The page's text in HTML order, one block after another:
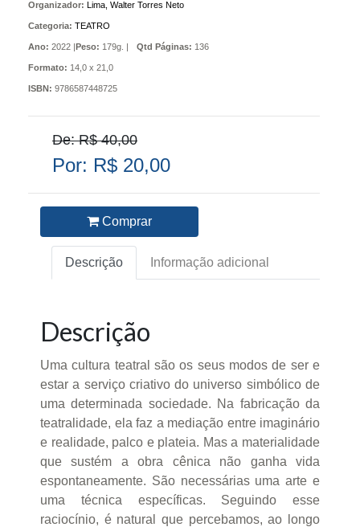
Organizador: Lima, Walter Torres Neto
Categoria: TEATRO
Ano: 2022 |Peso: 179g. | Qtd Páginas: 136
Formato: 14,0 x 21,0
ISBN: 9786587448725
De: R$ 40,00
Por: R$ 20,00
Comprar
Descrição Informação adicional
Descrição
Uma cultura teatral são os seus modos de ser e
estar a serviço criativo do universo simbólico de
uma determinada sociedade. Na fabricação da
teatralidade, ela faz a mediação entre imaginário
e realidade, palco e plateia. Mas a materialidade
que sustém a obra cênica não ganha vida
espontaneamente. São necessárias uma arte e
uma técnica específicas. Seguindo esse
raciocínio, é natural que percebamos, ao longo